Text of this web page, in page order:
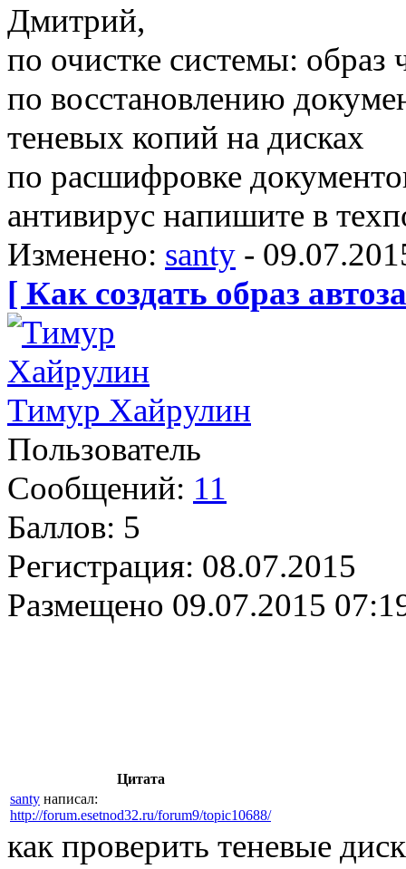
Дмитрий,
по очистке системы: образ
по восстановлению
теневых копий на дисках
по расшифровке
антивирус напишите в
Изменено: santy -
[ Как создать образ
Тимур Хайрулин
Пользователь
Сообщений: 11
Баллов: 5
Регистрация: 08.07.2015
Размещено 09.07.2015
Цитата
santy написал:
http://forum.esetnod32.ru/forum9/topic10688/
как проверить теневые